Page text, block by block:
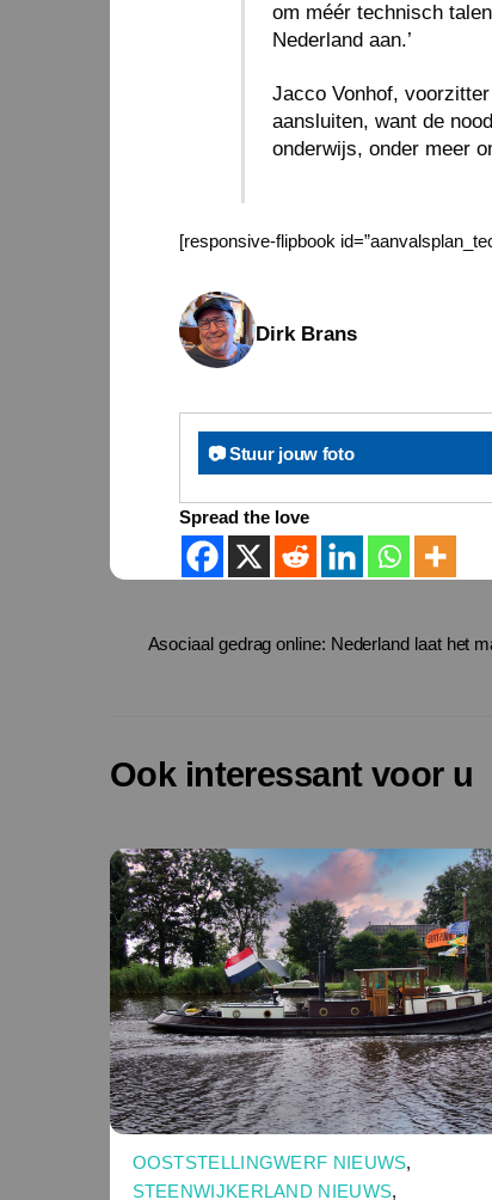
om méér technisch
Nederland aan.’
Jacco Vonhof,
aansluiten, want de
onderwijs, onder meer
[responsive-flipbook
Dirk Brans
📷 Stuur jouw foto
Spread the love
Asociaal gedrag online: Nederland laat het
Ook interessant voor u
OOSTSTELLINGWERF NIEUWS,
STEENWIJKERLAND NIEUWS,